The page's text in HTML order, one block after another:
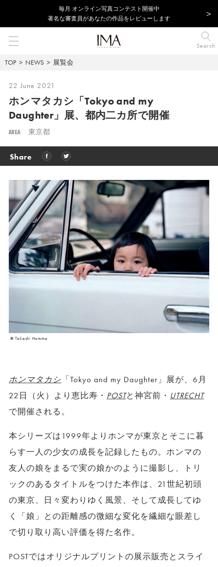
毎⽉ オンライン写真コンテスト開催中
著名な審査員があなたの作品をレビューします
Search
TOP NEWS 展覧会
22 June 2021
ホンマタカシ「Tokyo and my
Daughter」展、 都内二カ所で開催
AREA 東京都
Share
©︎ Takashi Homma
ホンマタカシ 「Tokyo and my Daughter」展が、6月
22日（火）より恵比寿・ POSTと神宮前・ UTRECHT
で開催される。
本シリーズは1999年よりホンマが東京とそこに暮
らす一人の少女の成長を記録したもの。ホンマの
友人の娘をまるで実の娘かのように撮影し、トリ
ックのあるタイトルをつけた本作は、21世紀初頭
の東京、日々変わりゆく風景、そして成長してゆ
く「娘」との距離感の微細な変化を繊細な眼差し
で切り取り高い評価を得た名作。
POSTではオリジナルプリントの展示販売とスライ